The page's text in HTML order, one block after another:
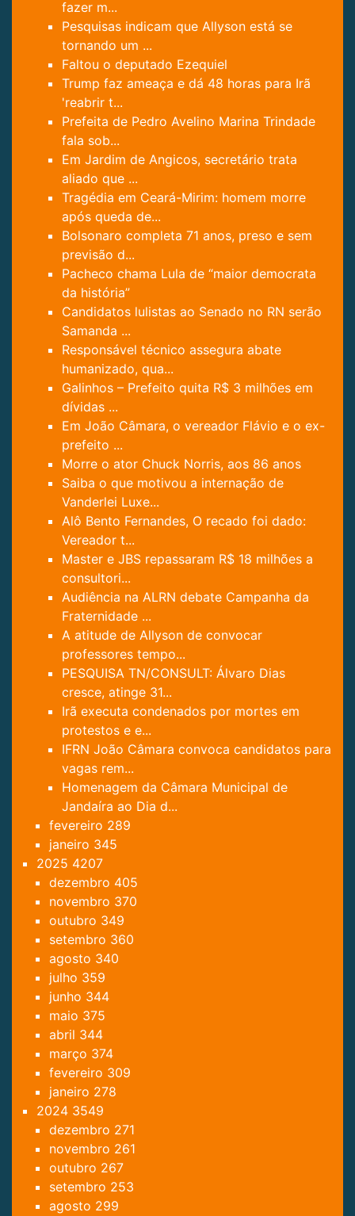
fazer m...
Pesquisas indicam que Allyson está se
tornando um ...
Faltou o deputado Ezequiel
Trump faz ameaça e dá 48 horas para Irã
'reabrir t...
Prefeita de Pedro Avelino Marina Trindade
fala sob...
Em Jardim de Angicos, secretário trata
aliado que ...
Tragédia em Ceará-Mirim: homem morre
após queda de...
Bolsonaro completa 71 anos, preso e sem
previsão d...
Pacheco chama Lula de “maior democrata
da história”
Candidatos lulistas ao Senado no RN serão
Samanda ...
Responsável técnico assegura abate
humanizado, qua...
Galinhos – Prefeito quita R$ 3 milhões em
dívidas ...
Em João Câmara, o vereador Flávio e o ex-
prefeito ...
Morre o ator Chuck Norris, aos 86 anos
Saiba o que motivou a internação de
Vanderlei Luxe...
Alô Bento Fernandes, O recado foi dado:
Vereador t...
Master e JBS repassaram R$ 18 milhões a
consultori...
Audiência na ALRN debate Campanha da
Fraternidade ...
A atitude de Allyson de convocar
professores tempo...
PESQUISA TN/CONSULT: Álvaro Dias
cresce, atinge 31...
Irã executa condenados por mortes em
protestos e e...
IFRN João Câmara convoca candidatos para
vagas rem...
Homenagem da Câmara Municipal de
Jandaíra ao Dia d...
fevereiro 289
janeiro 345
2025 4207
dezembro 405
novembro 370
outubro 349
setembro 360
agosto 340
julho 359
junho 344
maio 375
abril 344
março 374
fevereiro 309
janeiro 278
2024 3549
dezembro 271
novembro 261
outubro 267
setembro 253
agosto 299